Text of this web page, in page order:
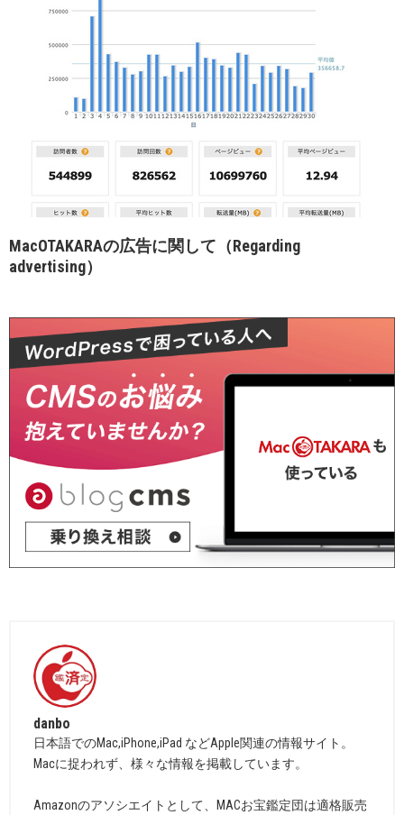
MacOTAKARAの広告に関して（Regarding
advertising）
danbo
日本語でのMac,iPhone,iPad などApple関連の情報サイト。
Macに捉われず、様々な情報を掲載しています。
Amazonのアソシエイトとして、MACお宝鑑定団は適格販売